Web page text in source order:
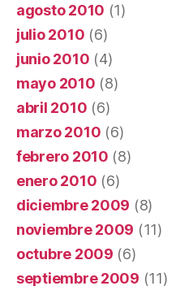
agosto 2010 (1)
julio 2010 (6)
junio 2010 (4)
mayo 2010 (8)
abril 2010 (6)
marzo 2010 (6)
febrero 2010 (8)
enero 2010 (6)
diciembre 2009 (8)
noviembre 2009 (11)
octubre 2009 (6)
septiembre 2009 (11)